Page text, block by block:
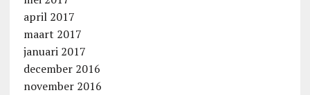
april 2017
maart 2017
januari 2017
december 2016
november 2016